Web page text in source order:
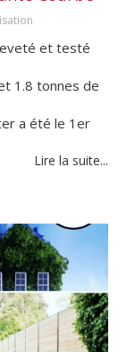
et testé
1.8 tonnes de
a été le 1er
Lire la suite...